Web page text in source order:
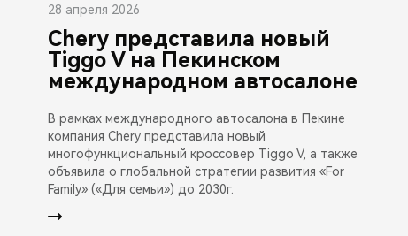
28 апреля 2026
Chery представила новый
Tiggo V на Пекинском
международном автосалоне
В рамках международного автосалона в Пекине
компания Chery представила новый
многофункциональный кроссовер Tiggo V, а также
объявила о глобальной стратегии развития «For
Family» («Для семьи») до 2030г.